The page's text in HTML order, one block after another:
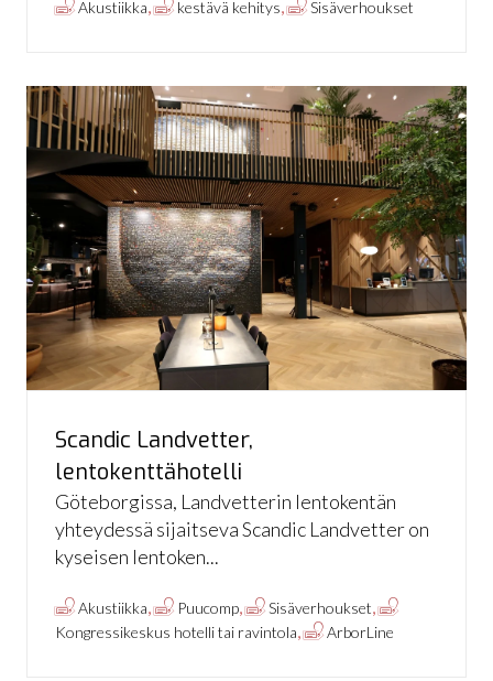
Akustiikka, kestävä kehitys, Sisäverhoukset
Scandic Landvetter,
lentokenttähotelli
Göteborgissa, Landvetterin lentokentän
yhteydessä sijaitseva Scandic Landvetter on
kyseisen lentoken...
Akustiikka, Puucomp, Sisäverhoukset,
Kongressikeskus hotelli tai ravintola, ArborLine